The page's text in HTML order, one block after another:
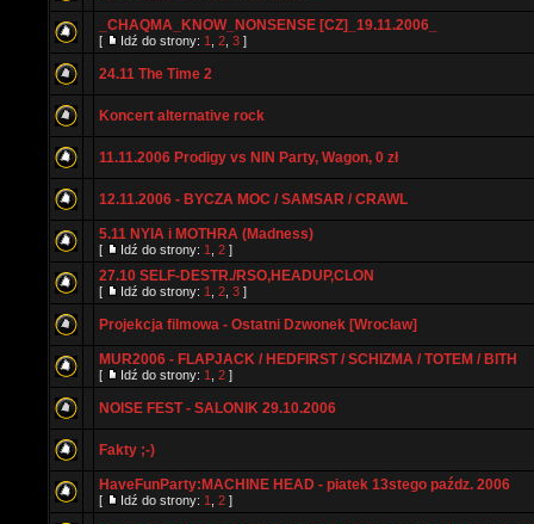
_CHAQMA_KNOW_NONSENSE [CZ]_19.11.2006_
[ Idź do strony: 1 2 3 ]
24.11 The Time 2
Koncert alternative rock
11.11.2006 Prodigy vs NIN Party, Wagon, 0 zł
12.11.2006 - BYCZA MOC / SAMSAR / CRAWL
5.11 NYIA i MOTHRA (Madness)
[ Idź do strony: 1 2 ]
27.10 SELF-DESTR./RSO,HEADUP,CLON
[ Idź do strony: 1 2 3 ]
Projekcja filmowa - Ostatni Dzwonek [Wrocław]
MUR2006 - FLAPJACK / HEDFIRST / SCHIZMA / TOTEM / BITH
[ Idź do strony: 1 2 ]
NOISE FEST - SALONIK 29.10.2006
Fakty ;-)
HaveFunParty:MACHINE HEAD - piatek 13stego paźdz. 2006
[ Idź do strony: 1 2 ]